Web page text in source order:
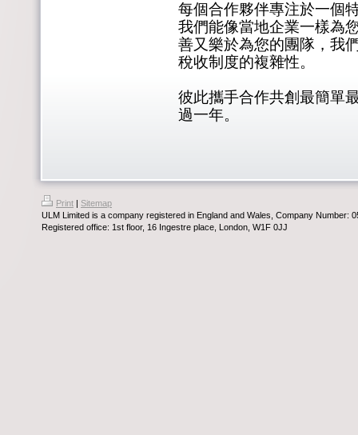
每個合作夥伴專注於一個
我們能像當地企業一樣為
善又樂於為您的團隊，我
稅收制度的複雜性。
彼此攜手合作共創最簡單
過一年。
Print | Sitemap
ULM Limited is a company registered in England and Wales, Company Number:
Registered office: 1st floor, 16 Ingestre place, London, W1F 0JJ